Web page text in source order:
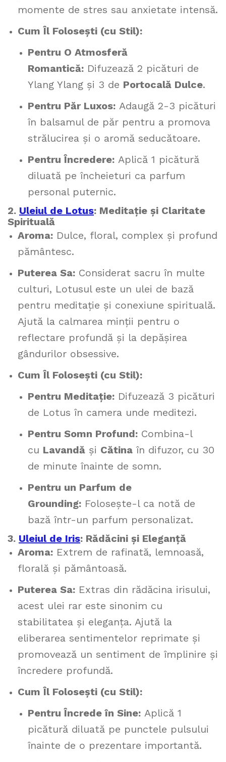
momente de stres sau anxietate intensă.
Cum Îl Folosești (cu Stil):
Pentru O Atmosferă
Romantică: Difuzează 2 picături de
Ylang Ylang și 3 de Portocală Dulce.
Pentru Păr Luxos: Adaugă 2-3 picături
în balsamul de păr pentru a promova
strălucirea și o aromă seducătoare.
Pentru Încredere: Aplică 1 picătură
diluată pe încheieturi ca parfum
personal puternic.
2. Uleiul de Lotus: Meditație și Claritate
Spirituală
Aroma: Dulce, floral, complex și profund
pământesc.
Puterea Sa: Considerat sacru în multe
culturi, Lotusul este un ulei de bază
pentru meditație și conexiune spirituală.
Ajută la calmarea minții pentru o
reflectare profundă și la depășirea
gândurilor obsessive.
Cum Îl Folosești (cu Stil):
Pentru Meditație: Difuzează 3 picături
de Lotus în camera unde meditezi.
Pentru Somn Profund: Combina-l
cu Lavandă și Cătina în difuzor, cu 30
de minute înainte de somn.
Pentru un Parfum de
Grounding: Folosește-l ca notă de
bază într-un parfum personalizat.
3. Uleiul de Iris: Rădăcini și Eleganță
Aroma: Extrem de rafinată, lemnoasă,
florală și pământoasă.
Puterea Sa: Extras din rădăcina irisului,
acest ulei rar este sinonim cu
stabilitatea și eleganța. Ajută la
eliberarea sentimentelor reprimate și
promovează un sentiment de împlinire și
încredere profundă.
Cum Îl Folosești (cu Stil):
Pentru Încrede în Sine: Aplică 1
picătură diluată pe punctele pulsului
înainte de o prezentare importantă.